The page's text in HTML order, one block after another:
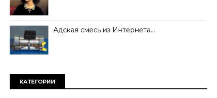
Адская смесь из Интернета…
КАТЕГОРИИ